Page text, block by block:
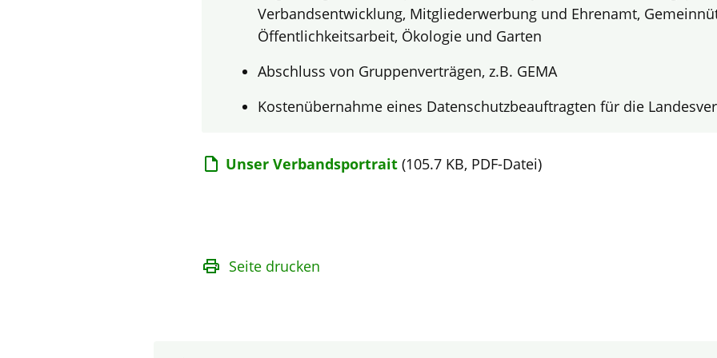
Verbandsentwicklung, Mitgliederwerbung und Ehrenamt,
Öffentlichkeitsarbeit, Ökologie und Garten
Abschluss von Gruppenverträgen, z.B. GEMA
Kostenübernahme eines Datenschutzbeauftragten für die
Unser Verbandsportrait (105.7 KB, PDF-Datei)
Seite drucken